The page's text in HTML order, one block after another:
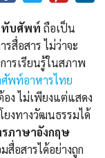
ทับศัพท์ ถือเป็น
สื่อสาร ไม่ว่าจะ
ารเรียนรู้ในสภาพ
พท์อาหารไทย
อง ไม่เพียงแต่แสดง
งทางวัฒนธรรมได้
ภาษาอังกฤษ
อสารได้อย่างถูก